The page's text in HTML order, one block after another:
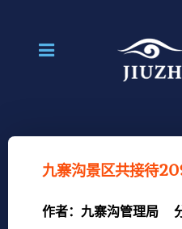
九寨沟景区共接待
作者： 九寨沟管理局